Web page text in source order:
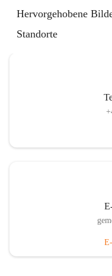
Hervorgehobene
Standorte